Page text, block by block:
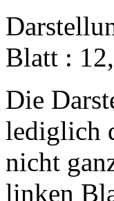
Blatt :
Die
lediglich
nicht
linken